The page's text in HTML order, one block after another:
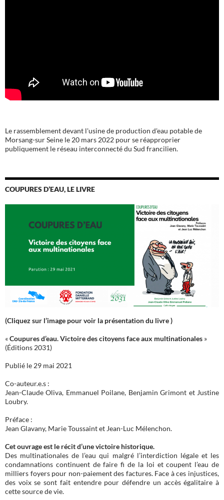
Le rassemblement devant l'usine de production d'eau potable de
Morsang-sur Seine le 20 mars 2022 pour se réapproprier
publiquement le réseau interconnecté du Sud francilien.
COUPURES D’EAU, LE LIVRE
(Cliquez sur l’image pour voir la présentation du livre )
«Coupures d’eau. Victoire des citoyens face aux multinationales »
(Éditions 2031)
Publié le 29 mai 2021
Co-auteur.e.s :
Jean-Claude Oliva, Emmanuel Poilane, Benjamin Grimont et Justine
Loubry.
Préface :
Jean Glavany, Marie Toussaint et Jean-Luc Mélenchon.
Cet ouvrage est le récit d’une victoire historique.
Des multinationales de l’eau qui malgré l’interdiction légale et les
condamnations continuent de faire fi de la loi et coupent l’eau de
milliers foyers pour non-paiement des factures. Face à ces injustices,
des voix se sont fait entendre pour défendre un accès égalitaire à
cette source de vie.